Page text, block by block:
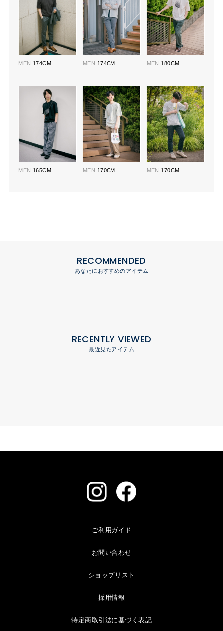
MEN 174CM MEN 174CM MEN 180CM
MEN 165CM MEN 170CM MEN 170CM
RECOMMENDED
あなたにおすすめのアイテム
RECENTLY VIEWED
最近見たアイテム
ご利用ガイド
お問い合わせ
ショップリスト
採用情報
特定商取引法に基づく表記